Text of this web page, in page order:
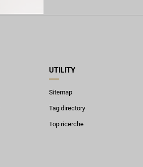
UTILITY
Sitemap
Tag directory
Top ricerche